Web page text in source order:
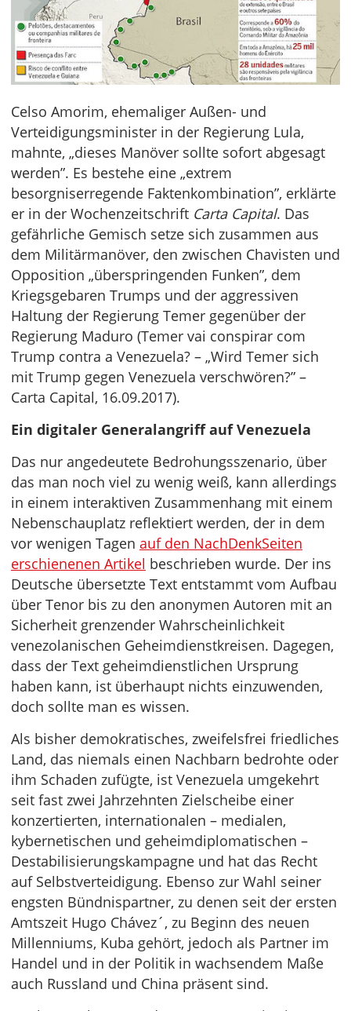
Celso Amorim, ehemaliger Außen- und
Verteidigungsminister in der Regierung Lula,
mahnte, „dieses Manöver sollte sofort abgesagt
werden”. Es bestehe eine „extrem
besorgniserregende Faktenkombination”, erklärte
er in der Wochenzeitschrift Carta Capital. Das
gefährliche Gemisch setze sich zusammen aus
dem Militärmanöver, den zwischen Chavisten und
Opposition „überspringenden Funken”, dem
Kriegsgebaren Trumps und der aggressiven
Haltung der Regierung Temer gegenüber der
Regierung Maduro (Temer vai conspirar com
Trump contra a Venezuela? – „Wird Temer sich
mit Trump gegen Venezuela verschwören?” –
Carta Capital, 16.09.2017).
Ein digitaler Generalangriff auf Venezuela
Das nur angedeutete Bedrohungsszenario, über
das man noch viel zu wenig weiß, kann allerdings
in einem interaktiven Zusammenhang mit einem
Nebenschauplatz reflektiert werden, der in dem
vor wenigen Tagen auf den NachDenkSeiten
erschienenen Artikel beschrieben wurde. Der ins
Deutsche übersetzte Text entstammt vom Aufbau
über Tenor bis zu den anonymen Autoren mit an
Sicherheit grenzender Wahrscheinlichkeit
venezolanischen Geheimdienstkreisen. Dagegen,
dass der Text geheimdienstlichen Ursprung
haben kann, ist überhaupt nichts einzuwenden,
doch sollte man es wissen.
Als bisher demokratisches, zweifelsfrei friedliches
Land, das niemals einen Nachbarn bedrohte oder
ihm Schaden zufügte, ist Venezuela umgekehrt
seit fast zwei Jahrzehnten Zielscheibe einer
konzertierten, internationalen – medialen,
kybernetischen und geheimdiplomatischen –
Destabilisierungskampagne und hat das Recht
auf Selbstverteidigung. Ebenso zur Wahl seiner
engsten Bündnispartner, zu denen seit der ersten
Amtszeit Hugo Chávez´, zu Beginn des neuen
Millenniums, Kuba gehört, jedoch als Partner im
Handel und in der Politik in wachsendem Maße
auch Russland und China präsent sind.